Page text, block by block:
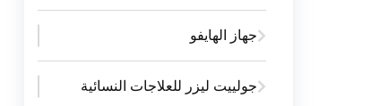
جهاز الهايفو
جولييت ليزر للعلاجات النسائية